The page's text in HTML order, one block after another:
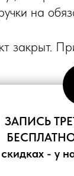
ЗАПИСЬ
скидках - у
на
закрыт.